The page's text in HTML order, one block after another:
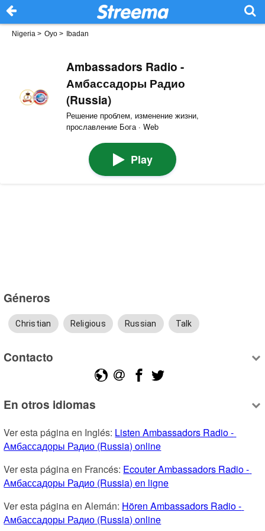
Nigeria > Oyo > Ibadan
Ambassadors Radio -
Амбассадоры Радио
(Russia)
Решение проблем, изменение жизни,
прославление Бога · Web
Play
Géneros
Christian Religious Russian Talk
Contacto
En otros idiomas
Ver esta página en Inglés: Listen Ambassadors Radio -
Амбассадоры Радио (Russia) online
Ver esta página en Francés: Ecouter Ambassadors Radio -
Амбассадоры Радио (Russia) en ligne
Ver esta página en Alemán: Hören Ambassadors Radio -
Амбассадоры Радио (Russia) online